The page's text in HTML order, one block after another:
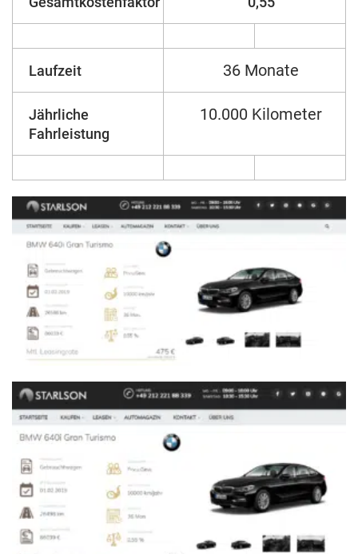
Laufzeit 36 Monate
Jährliche
Fahrleistung
10.000 Kilometer